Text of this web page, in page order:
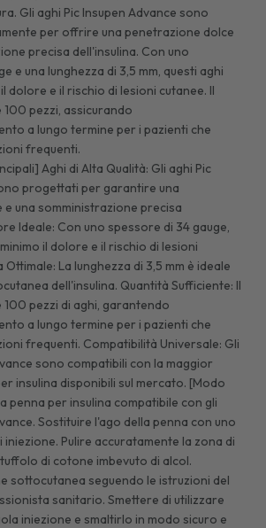
Gli aghi Pic Insupen Advance sono
per offrire una penetrazione dolce
precisa dell'insulina. Con uno
e una lunghezza di 3,5 mm, questi aghi
dolore e il rischio di lesioni cutanee. Il
pezzi, assicurando
a lungo termine per i pazienti che
frequenti.
Aghi di Alta Qualità: Gli aghi Pic
progettati per garantire una
una somministrazione precisa
Ideale: Con uno spessore di 34 gauge,
il dolore e il rischio di lesioni
Ottimale: La lunghezza di 3,5 mm è ideale
dell'insulina. Quantità Sufficiente: Il
pezzi di aghi, garantendo
a lungo termine per i pazienti che
frequenti. Compatibilità Universale: Gli
sono compatibili con la maggior
insulina disponibili sul mercato. [Modo
penna per insulina compatibile con gli
Sostituire l'ago della penna con uno
iniezione. Pulire accuratamente la zona di
di cotone imbevuto di alcol.
sottocutanea seguendo le istruzioni del
sanitario. Smettere di utilizzare
iniezione e smaltirlo in modo sicuro e